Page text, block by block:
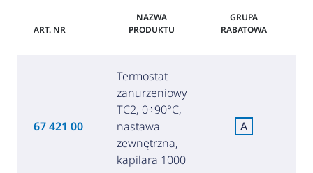
ART. NR
NAZWA
PRODUKTU
GRUPA
RABATOWA
67 421 00
Termostat
zanurzeniowy
TC2, 0÷90°C,
nastawa
zewnętrzna,
kapilara 1000
A